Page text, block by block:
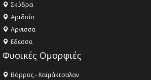
Σκύδρα
Αριδαία
Aρνισσα
Eδεσσα
Φυσικές Ομορφιές
Βόρρας - Καϊμάκτσαλαν